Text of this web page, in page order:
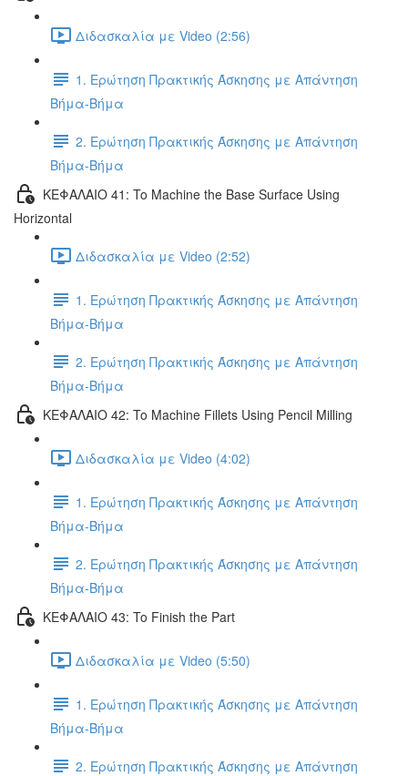
Διδασκαλία με Video (2:56)
1. Ερώτηση Πρακτικής Άσκησης με Απάντηση
Βήμα-Βήμα
2. Ερώτηση Πρακτικής Άσκησης με Απάντηση
Βήμα-Βήμα
ΚΕΦΑΛΑΙΟ 41: To Machine the Base Surface Using
Horizontal
Διδασκαλία με Video (2:52)
1. Ερώτηση Πρακτικής Άσκησης με Απάντηση
Βήμα-Βήμα
2. Ερώτηση Πρακτικής Άσκησης με Απάντηση
Βήμα-Βήμα
ΚΕΦΑΛΑΙΟ 42: To Machine Fillets Using Pencil Milling
Διδασκαλία με Video (4:02)
1. Ερώτηση Πρακτικής Άσκησης με Απάντηση
Βήμα-Βήμα
2. Ερώτηση Πρακτικής Άσκησης με Απάντηση
Βήμα-Βήμα
ΚΕΦΑΛΑΙΟ 43: To Finish the Part
Διδασκαλία με Video (5:50)
1. Ερώτηση Πρακτικής Άσκησης με Απάντηση
Βήμα-Βήμα
2. Ερώτηση Πρακτικής Άσκησης με Απάντηση